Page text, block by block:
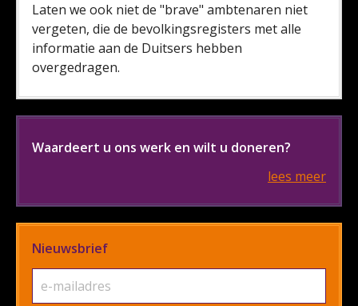
Laten we ook niet de "brave" ambtenaren niet
vergeten, die de bevolkingsregisters met alle
informatie aan de Duitsers hebben
overgedragen.
Waardeert u ons werk en wilt u doneren?
lees meer
Nieuwsbrief